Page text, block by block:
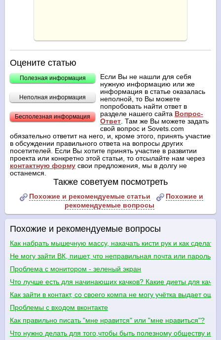
Оцените статью
Полезная информация
Неполная информация
Бесполезная информация
Если Вы не нашли для себя
нужную информацию или же
информация в статье оказалась
неполной, то Вы можете
попробовать найти ответ в
разделе нашего сайта Вопрос-
Ответ. Там же Вы можете задать
свой вопрос и Sovets.com
обязательно ответит на него, и, кроме этого, принять участие
в обсуждении правильного ответа на вопросы других
посетителей. Если Вы хотите принять участие в развитии
проекта или конкретно этой статьи, то отсылайте нам через
контактную форму свои предложения, мы в долгу не
останемся.
Также советуем посмотреть
Похожие и рекомендуемые статьи
Похожие и
рекомендуемые вопросы
Похожие и рекомендуемые вопросы
Как набрать мышечную массу, накачать кисти рук и как
Не могу зайти ВК, пишет, что неправильная почта или пароль
Проблема с монитором - зеленый экран
Что лучше есть для начинающих качков? Какие диеты для
Как зайти в контакт, со своего компа не могу учётка выдает
Проблемы с входом вконтакте
Как правильно писать "мне нравится" или "мне нравиться"?
Что нужно делать для того,чтобы быть полезному обществу и